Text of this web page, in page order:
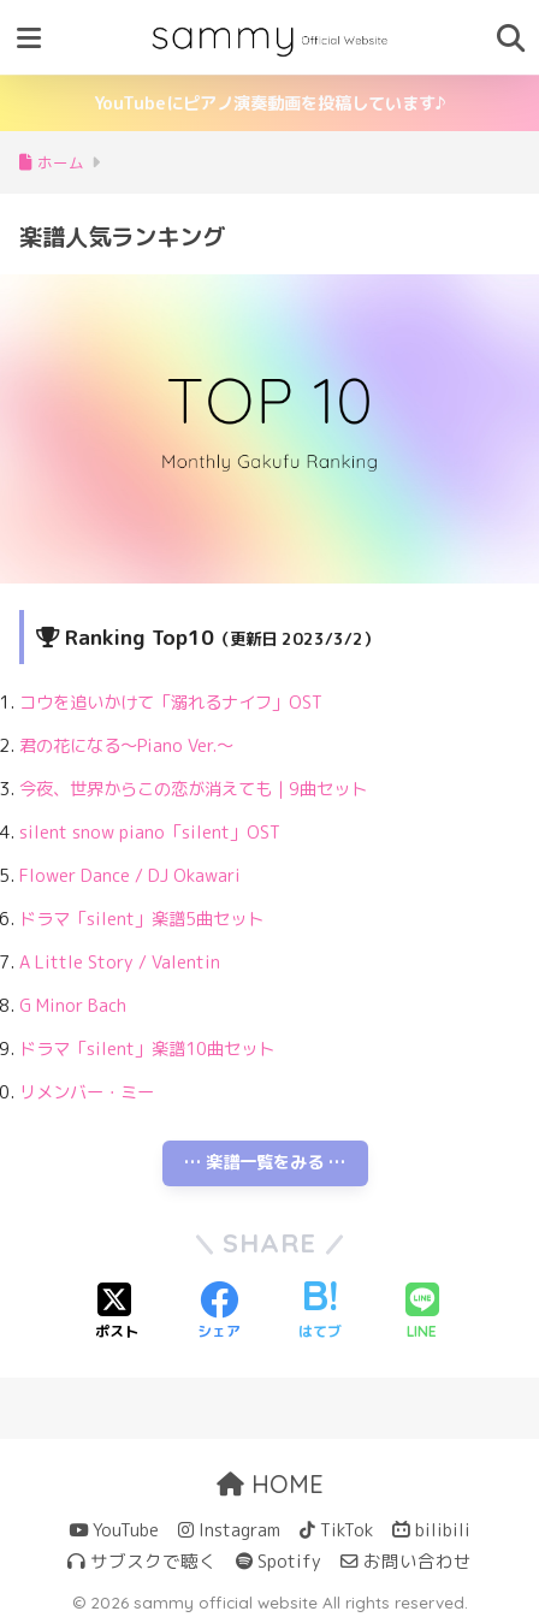
YouTubeにピアノ演奏動画を投稿しています♪
ホーム
楽譜人気ランキング
Ranking Top10 （更新日 2023/3/2 ）
コウを追いかけて「溺れるナイフ」OST
君の花になる〜Piano Ver.〜
今夜、世界からこの恋が消えても｜9曲セット
silent snow piano「silent」OST
Flower Dance / DJ Okawari
ドラマ「silent」楽譜5曲セット
A Little Story / Valentin
G Minor Bach
ドラマ「silent」楽譜10曲セット
リメンバー・ミー
… 楽譜一覧をみる …
SHARE
ポスト シェア はてブ LINE
HOME
YouTube Instagram TikTok
bilibili
サブスクで聴く
Spotify お問い合わせ
© 2026 sammy official website All rights reserved.